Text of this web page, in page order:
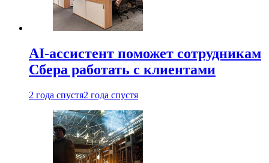
AI-ассистент поможет сотрудникам
Сбера работать с клиентами
2 года спустя2 года спустя